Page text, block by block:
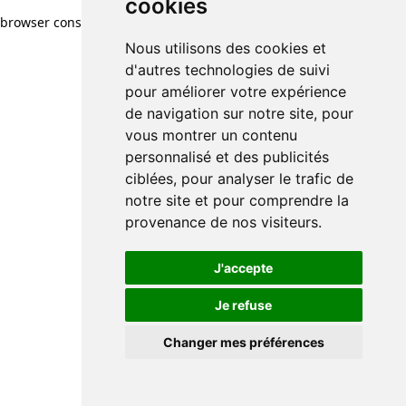
cookies
Nous utilisons des cookies et
d'autres technologies de suivi
pour améliorer votre expérience
de navigation sur notre site, pour
vous montrer un contenu
personnalisé et des publicités
ciblées, pour analyser le trafic de
notre site et pour comprendre la
provenance de nos visiteurs.
J'accepte
Je refuse
Changer mes préférences
browser console for more information)